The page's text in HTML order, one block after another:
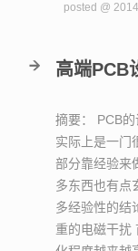
posted @
高端PCB
摘要： PCB
实际上是一门
部分靠经验来
多东西也有点
多经验性的结
重的电磁干扰